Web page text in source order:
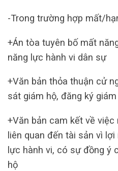
-Trong trường hợp mất/
+Án tòa tuyên bố mất
năng lực hành vi dân sự
+Văn bản thỏa thuận cử
sát giám hộ, đăng ký
+Văn bản cam kết về
liên quan đến tài sản vì
lực hành vi, có sự đồng ý
hộ